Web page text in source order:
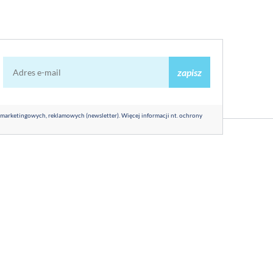
zapisz
reklamowych (newsletter). Więcej informacji nt. ochrony